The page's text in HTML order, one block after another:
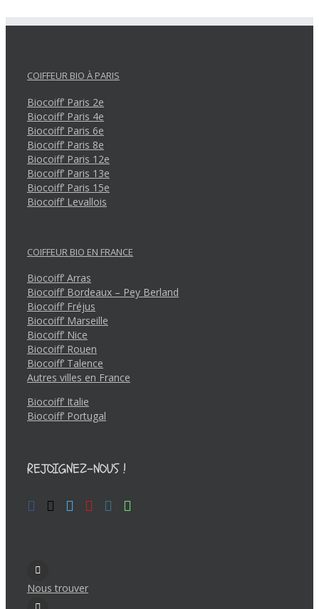
COIFFEUR BIO À PARIS
Biocoiff’ Paris 2e
Biocoiff’ Paris 4e
Biocoiff’ Paris 6e
Biocoiff’ Paris 8e
Biocoiff’ Paris 12e
Biocoiff’ Paris 13e
Biocoiff’ Paris 15e
Biocoiff’ Levallois
COIFFEUR BIO EN FRANCE
Biocoiff’ Arras
Biocoiff’ Bordeaux – Pey Berland
Biocoiff’ Fréjus
Biocoiff’ Marseille
Biocoiff’ Nice
Biocoiff’ Rouen
Biocoiff’ Talence
Autres villes en France
Biocoiff’ Italie
Biocoiff’ Portugal
REJOIGNEZ-NOUS !
Nous trouver